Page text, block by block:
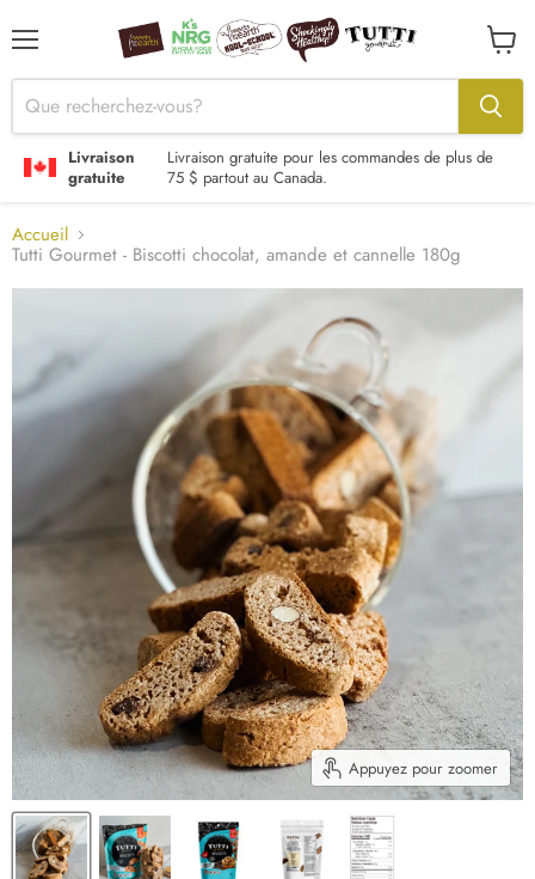
Livraison
gratuite
Livraison gratuite pour les commandes de plus de
75 $ partout au Canada.
le
panier
Accueil
Tutti Gourmet - Biscotti chocolat, amande et cannelle 180g
Appuyez pour zoomer